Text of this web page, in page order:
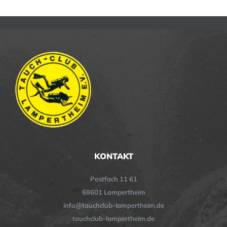
KONTAKT
Postfach 11 61
68601 Lampertheim
info@tauchclub-lampertheim.de
tauchclub-lampertheim.de